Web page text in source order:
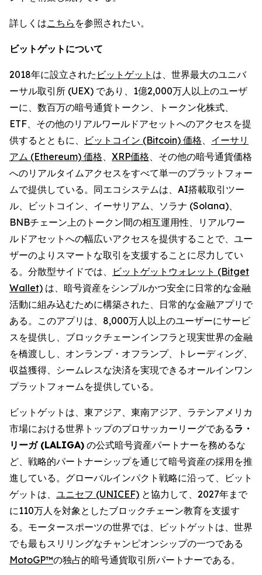
詳しくはこちら を参照されたい。
ビットゲットについて
2018年に設立された ビットゲット は、世界最大のユニバ
ーサル取引所 (UEX) であり、1億2,000万人以上のユーザ
ーに、数百万の暗号通貨トークン、トークン化株式、
ETF、その他のリアルワールドアセットへのアクセスを提
供するとともに、
ビットコイン (Bitcoin) 価格、 イーサリ
アム (Ethereum) 価格、 XRP価格、その他の暗号通貨価格
へのリアルタイムアクセスをすべて単一のプラットフォー
ムで提供している。同エコシステムは、AI搭載取引ツー
ル、ビットコイン、イーサリアム、ソラナ (Solana)、
BNBチェーン上のトークン間の相互運用性、リアルワー
ルドアセットへの幅広いアクセスを提供することで、ユー
ザーのよりスマートな取引を支援することに尽力してい
る。分散型サイドでは、
ビットゲットウォレット (Bitget
Wallet) は、暗号資産をシンプルかつ安全に日常的な金融
活動に組み込むために構築された、日常的な金融アプリで
ある。このアプリは、8,000万人以上のユーザーにサービ
スを提供し、ブロックチェーンインフラと現実世界の金融
を橋渡しし、オンランプ・オフランプ、トレーディング、
収益獲得、シームレスな決済を実現できるオールインワン
プラットフォームを提供している。
ビットゲットは、東アジア、東南アジア、ラテンアメリカ
市場における世界トップのプロサッカーリーグであるラ・
リーガ (LALIGA) の公式暗号資産パートナーを務めるな
ど、戦略的パートナーシップを通じて暗号資産の採用を推
進している。グローバルインパクト戦略に沿って、ビット
ゲットは、 ユニセフ (UNICEF) と協力して、2027年まで
に110万人を対象としたブロックチェーン教育を支援す
る。モータースポーツの世界では、ビットゲットは、世界
でも最もスリリングなチャンピオンシップの一つである
MotoGP™の独占的暗号通貨取引所パートナーである。